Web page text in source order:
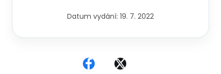
Datum vydání: 19. 7. 2022
Sdílet na Facebooku
Sdílet na X